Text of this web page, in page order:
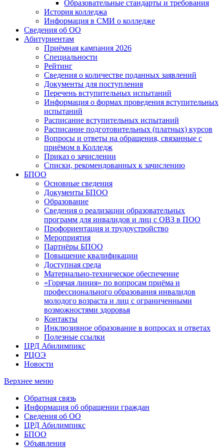
Образовательные стандарты и требования
История колледжа
Информация в СМИ о колледже
Сведения об ОО
Абитуриентам
Приёмная кампания 2026
Специальности
Рейтинг
Сведения о количестве поданных заявлений
Документы для поступления
Перечень вступительных испытаний
Информация о формах проведения вступительных
испытаний
Расписание вступительных испытаний
Расписание подготовительных (платных) курсов
Вопросы и ответы на обращения, связанные с
приёмом в Колледж
Приказ о зачислении
Списки, рекомендованных к зачислению
БПОО
Основные сведения
Документы БПОО
Образование
Сведения о реализации образовательных
программ для инвалидов и лиц с ОВЗ в ПОО
Профориентация и трудоустройство
Мероприятия
Партнёры БПОО
Повышение квалификации
Доступная среда
Материально-техническое обеспечение
«Горячая линия» по вопросам приёма и
профессионального образования инвалидов
молодого возраста и лиц с ограниченными
возможностями здоровья
Контакты
Инклюзивное образование в вопросах и ответах
Полезные ссылки
ЦРД Абилимпикс
РЦОЭ
Новости
Верхнее меню
Обратная связь
Информация об обращении граждан
Сведения об ОО
ЦРД Абилимпикс
БПОО
Объявления